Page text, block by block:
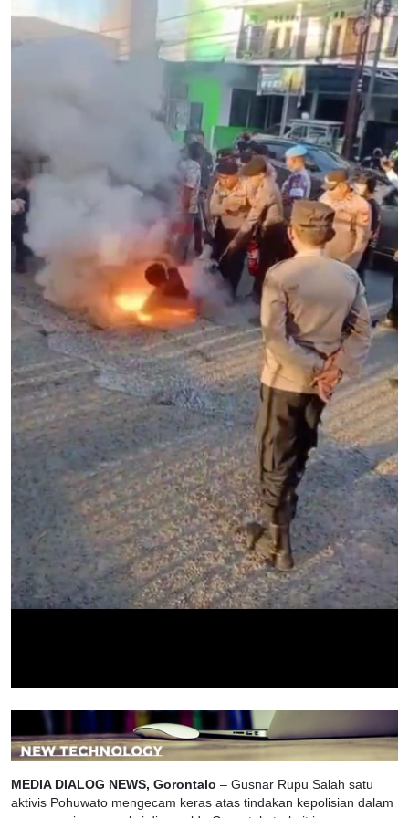
MEDIA DIALOG NEWS, Gorontalo – Gusnar Rupu Salah satu
aktivis Pohuwato mengecam keras atas tindakan kepolisian dalam